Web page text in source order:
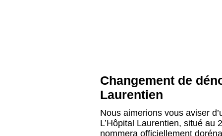
Changement de
Laurentien
Nous aimerions vous aviser
L’Hôpital Laurentien, situé au
nommera officiellement